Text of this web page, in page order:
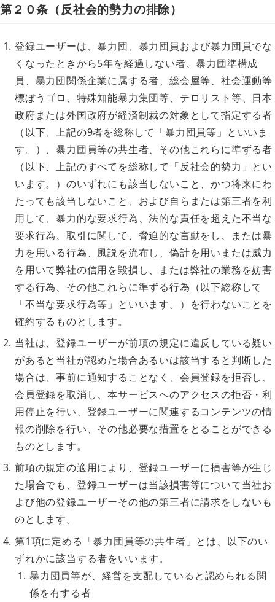
第２０条（反社会的勢力の排除）
登録ユーザーは、暴力団、暴力団員および暴力団員でな
くなったときから5年を経過しない者、暴力団準構成
員、暴力団関係企業に属する者、総会屋等、社会運動等
標ぼうゴロ、特殊知能暴力集団等、テロリスト等、日本
政府または外国政府が経済制裁の対象として指定する者
（以下、上記の9者を総称して「暴力団員等」といいま
す。）、暴力団員等の共生者、その他これらに準ずる者
（以下、上記のすべてを総称して「反社会的勢力」とい
います。）のいずれにも該当しないこと、かつ将来にわ
たっても該当しないこと、および自らまたは第三者を利
用して、暴力的な要求行為、法的な責任を超えた不当な
要求行為、取引に関して、脅迫的な言動をし、または暴
力を用いる行為、風説を流布し、偽計を用いまたは威力
を用いて弊社の信用を毀損し、または弊社の業務を妨害
する行為、その他これらに準ずる行為（以下総称して
「不当な要求行為等」といいます。）を行わないことを
確約するものとします。
当社は、登録ユーザーが前項の規定に違反している疑い
があると当社が認めた場合あるいは該当すると判断した
場合は、事前に通知することなく、会員登録を拒否し、
会員登録を取消し、本サービスへのアクセスの拒否・利
用停止を行い、登録ユーザーに関連するコンテンツの情
報の削除を行い、その他必要な措置をとることができる
ものとします。
前項の規定の適用により、登録ユーザーに損害等が生じ
た場合でも、登録ユーザーは当該損害等について当社お
よび他の登録ユーザーその他の第三者に請求をしないも
のとします。
第1項に定める「暴力団員等の共生者」とは、以下のい
ずれかに該当する者をいいます。
暴力団員等が、経営を支配していると認められる関
係を有する者